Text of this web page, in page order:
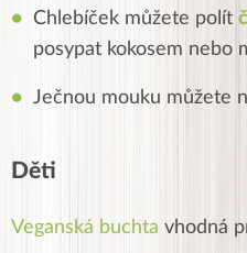
Chlebíček můžete polít
posypat kokosem nebo
Ječnou mouku můžete
Děti
Veganská buchta vhodná